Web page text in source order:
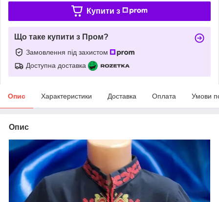
Купити з
Що таке купити з Пром?
Замовлення під захистом
Доступна доставка
Опис Характеристики Доставка Оплата Умови
Опис